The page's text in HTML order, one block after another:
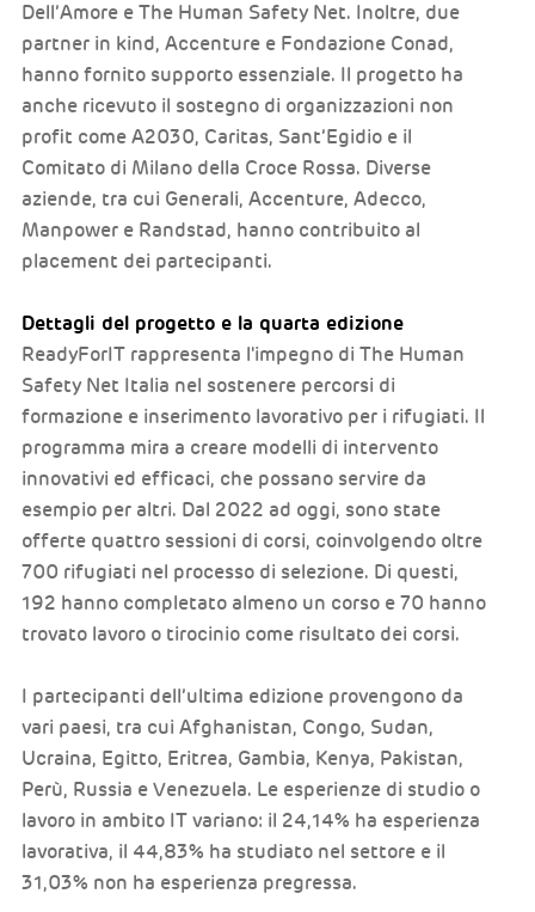
Dell’Amore e The Human Safety Net. Inoltre, due
partner in kind, Accenture e Fondazione Conad,
hanno fornito supporto essenziale. Il progetto ha
anche ricevuto il sostegno di organizzazioni non
profit come A2030, Caritas, Sant’Egidio e il
Comitato di Milano della Croce Rossa. Diverse
aziende, tra cui Generali, Accenture, Adecco,
Manpower e Randstad, hanno contribuito al
placement dei partecipanti.
Dettagli del progetto e la quarta edizione
ReadyForIT rappresenta l'impegno di The Human
Safety Net Italia nel sostenere percorsi di
formazione e inserimento lavorativo per i rifugiati. Il
programma mira a creare modelli di intervento
innovativi ed efficaci, che possano servire da
esempio per altri. Dal 2022 ad oggi, sono state
offerte quattro sessioni di corsi, coinvolgendo oltre
700 rifugiati nel processo di selezione. Di questi,
192 hanno completato almeno un corso e 70 hanno
trovato lavoro o tirocinio come risultato dei corsi.
I partecipanti dell’ultima edizione provengono da
vari paesi, tra cui Afghanistan, Congo, Sudan,
Ucraina, Egitto, Eritrea, Gambia, Kenya, Pakistan,
Perù, Russia e Venezuela. Le esperienze di studio o
lavoro in ambito IT variano: il 24,14% ha esperienza
lavorativa, il 44,83% ha studiato nel settore e il
31,03% non ha esperienza pregressa.